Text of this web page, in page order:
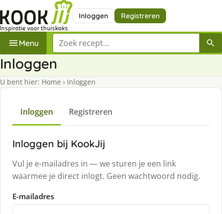
Inloggen Registreren
Menu Zoek een recept
Inloggen
U bent hier: Home › Inloggen
Inloggen Registreren
Inloggen bij KookJij
Vul je e-mailadres in — we sturen je een link
waarmee je direct inlogt. Geen wachtwoord nodig.
E-mailadres